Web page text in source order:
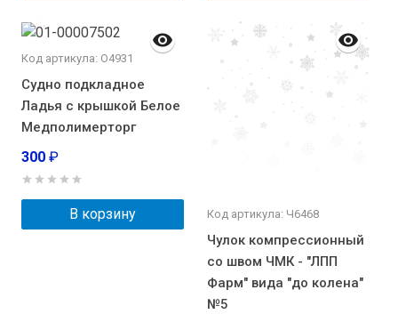
Код артикула: О4931
Судно подкладное
Ладья с крышкой Белое
Медполимерторг
300 ₽
В корзину Код артикула: Ч6468
Чулок компрессионный
со швом ЧМК - "ЛПП
Фарм" вида "до колена"
№5